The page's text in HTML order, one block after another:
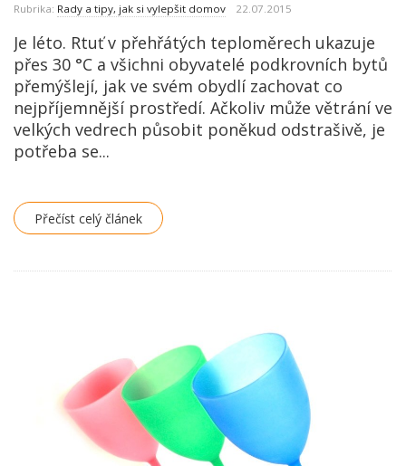
Rubrika: Rady a tipy, jak si vylepšit domov 22.07.2015
Je léto. Rtuť v přehřátých teploměrech ukazuje
přes 30 °C a všichni obyvatelé podkrovních bytů
přemýšlejí, jak ve svém obydlí zachovat co
nejpříjemnější prostředí. Ačkoliv může větrání ve
velkých vedrech působit poněkud odstrašivě, je
potřeba se...
Přečíst celý článek